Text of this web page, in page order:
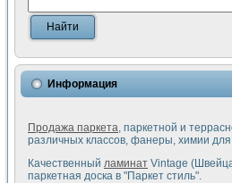
Информация
Продажа паркета, паркетной и
различных классов, фанеры, химии
Качественный ламинат Vintage
паркетная доска в "Паркет стиль".